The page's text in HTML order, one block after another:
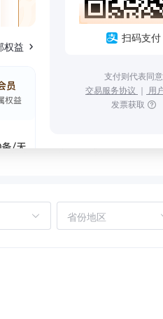
权益
扫码支付
支付则代表同意
交易服务协议 ｜ 用
发票获取
省份地区